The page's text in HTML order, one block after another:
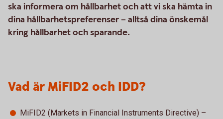
ska informera om hållbarhet och att vi ska hämta in
dina hållbarhetspreferenser – alltså dina önskemål
kring hållbarhet och sparande.
Vad är MiFID2 och IDD?
MiFID2 (Markets in Financial Instruments Directive) –